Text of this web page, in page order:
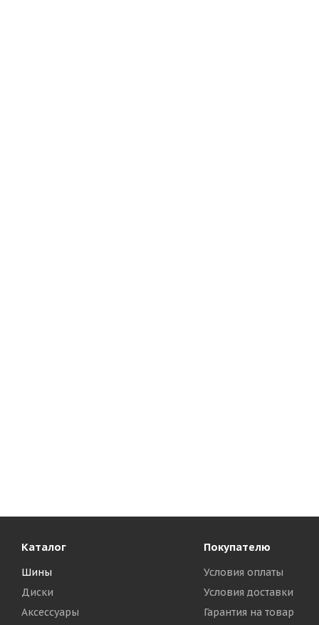
Каталог
Шины
Диски
Аксессуары
Покупателю
Условия оплаты
Условия доставки
Гарантия на товар